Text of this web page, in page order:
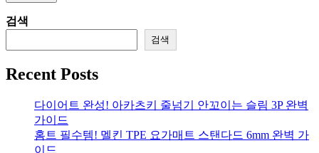
검색
검색
Recent Posts
다이어트 완성! 아카츠키 줄넘기 안꼬이는 슬림 3P 완벽
가이드
홈트 필수템! 멜킨 TPE 요가매트 스탠다드 6mm 완벽 가
이드